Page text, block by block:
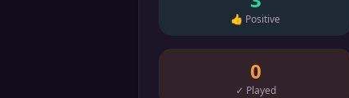
👍 Positive
0
✓ Played